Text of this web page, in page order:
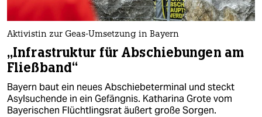
Aktivistin zur Geas-Umsetzung in Bayern
„Infrastruktur für Abschiebungen am
Fließband“
Bayern baut ein neues Abschiebeterminal und steckt
Asylsuchende in ein Gefängnis. Katharina Grote vom
Bayerischen Flüchtlingsrat äußert große Sorgen.